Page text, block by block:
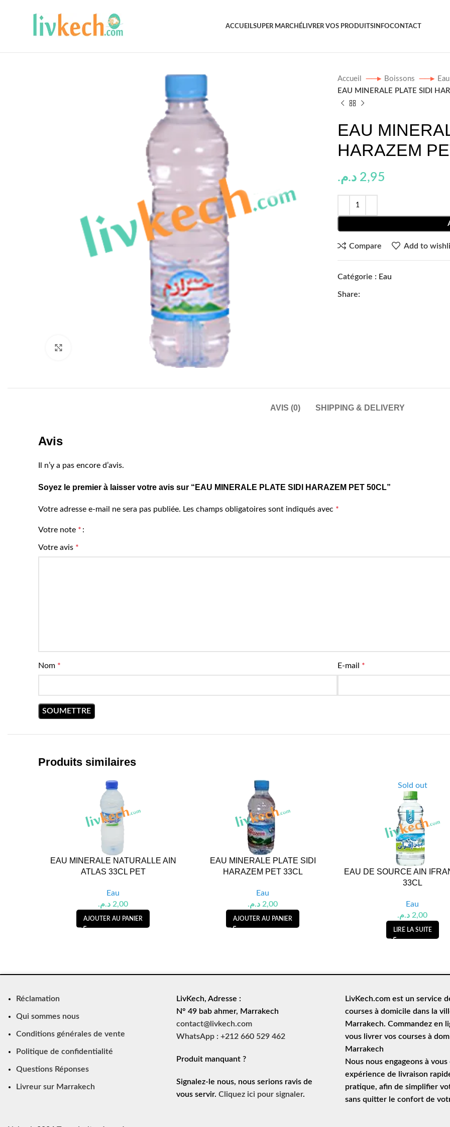
ACCUEILSUPER MARCHÉ LIVRER VOS PRODUITS INFOCONTACT
Accueil Boissons
EAU MINERALE PLATE SIDI
EAU
HARAZEM
2,95 د.م.
Compare Add to
Catégorie : Eau
Share:
AVIS (0) SHIPPING & DELIVERY
Avis
Il n’y a pas encore d’avis.
Soyez le premier à laisser votre avis sur “EAU MINERALE PLATE SIDI HARAZEM PET 50CL”
Votre adresse e-mail ne sera pas publiée. Les champs obligatoires sont indiqués avec *
Votre note *
Votre avis *
Nom * E-mail *
Produits similaires
EAU MINERALE NATURALLE AIN
ATLAS 33CL PET
Eau
2,00 د.م.
AJOUTER AU PANIER
EAU MINERALE PLATE SIDI
HARAZEM PET 33CL
Eau
2,00 د.م.
AJOUTER AU PANIER
Sold out
EAU DE SOURCE AIN
33CL
Eau
2,00 د.م.
LIRE LA SUITE
Réclamation
Qui sommes nous
Conditions générales de vente
Politique de confidentialité
Questions Réponses
Livreur sur Marrakech
LivKech, Adresse :
N° 49 bab ahmer, Marrakech
contact@livkech.com
WhatsApp : +212 660 529 462
Produit manquant ?
Signalez-le nous, nous serions ravis de
vous servir. Cliquez ici pour signaler.
LivKech.com est un service
courses à domicile dans la
Marrakech. Commandez en
vous livrer vos courses à
Marrakech
Nous nous engageons à
expérience de
livraison
pratique, afin de simplifier
sans quitter le confort de